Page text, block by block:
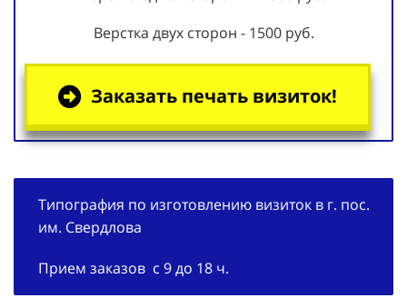
Верстка двух сторон - 1500 руб.
Заказать печать визиток!
Типография по изготовлению визиток в г. пос.
им. Свердлова
Прием заказов с 9 до 18 ч.